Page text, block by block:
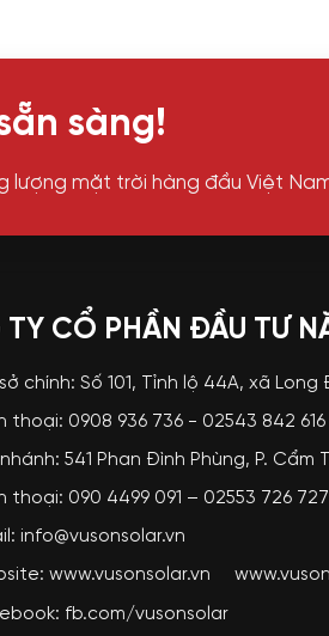
sàng!
lượng mặt trời hàng đầu Việt
CỔ PHẦN ĐẦU TƯ
chính: Số 101, Tỉnh lộ 44A, xã Long
0908 936 736 - 02543 842 616
541 Phan Đình Phùng, P. Cẩm
090 4499 091 – 02553 726 727
info@vusonsolar.vn
www.vusonsolar.vn
fb.com/vusonsolar